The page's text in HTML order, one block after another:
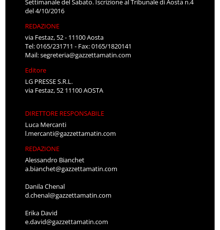
Settimanale del Sabato. Iscrizione al Tribunale di Aosta n.4
del 4/10/2016
REDAZIONE
via Festaz, 52 - 11100 Aosta
Tel: 0165/231711 - Fax: 0165/1820141
Mail:segreteria@gazzettamatin.com
Editore
LG PRESSE S.R.L.
via Festaz, 52 11100 AOSTA
DIRETTORE RESPONSABILE
Luca Mercanti
l.mercanti@gazzettamatin.com
REDAZIONE
Alessandro Bianchet
a.bianchet@gazzettamatin.com
Danila Chenal
d.chenal@gazzettamatin.com
Erika David
e.david@gazzettamatin.com